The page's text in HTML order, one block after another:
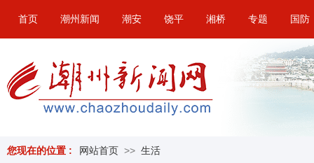
首页 潮州新闻 潮安 饶平 湘桥 专题 国防
您现在的位置 : 网站首页 >> 生活